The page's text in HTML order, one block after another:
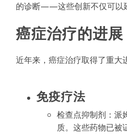
的诊断——这些创新不仅可以
癌症治疗的进展
近年来，癌症治疗取得了重大
免疫疗法
检查点抑制剂：派
质。这些药物已被